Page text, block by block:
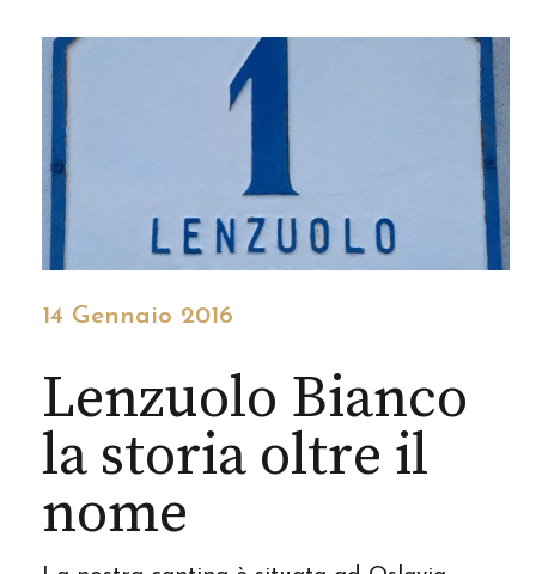
14 Gennaio 2016
Lenzuolo Bianco
la storia oltre il
nome